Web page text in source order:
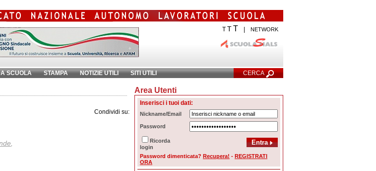
T TT NETWORK
SCUOLA STAMPA NOTIZIE UTILI SITI UTILI CERCA
Ricerca Avanzata
Condividi su:
Area Utenti
Inserisci i tuoi dati:
Nickname/Email
Password
Ricorda
login
Password dimenticata? Recupera! - REGISTRATI
ORA